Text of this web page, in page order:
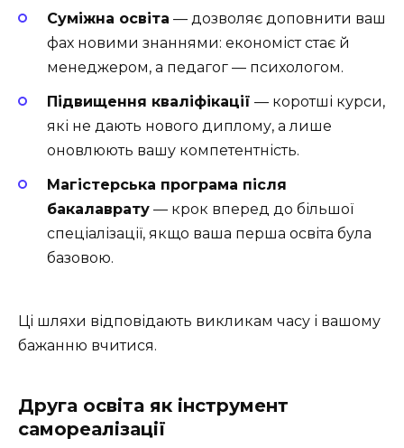
Суміжна освіта — дозволяє доповнити ваш
фах новими знаннями: економіст стає й
менеджером, а педагог — психологом.
Підвищення кваліфікації — коротші курси,
які не дають нового диплому, а лише
оновлюють вашу компетентність.
Магістерська програма після
бакалаврату — крок вперед до більшої
спеціалізації, якщо ваша перша освіта була
базовою.
Ці шляхи відповідають викликам часу і вашому
бажанню вчитися.
Друга освіта як інструмент
самореалізації